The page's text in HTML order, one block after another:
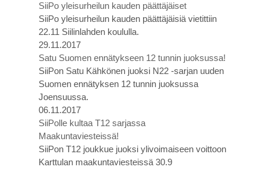
SiiPo yleisurheilun kauden päättäjäiset
SiiPo yleisurheilun kauden päättäjäisiä vietittiin
22.11 Siilinlahden koululla.
29.11.2017
Satu Suomen ennätykseen 12 tunnin juoksussa!
SiiPon Satu Kähkönen juoksi N22 -sarjan uuden
Suomen ennätyksen 12 tunnin juoksussa
Joensuussa.
06.11.2017
SiiPolle kultaa T12 sarjassa
Maakuntaviesteissä!
SiiPon T12 joukkue juoksi ylivoimaiseen voittoon
Karttulan maakuntaviesteissä 30.9